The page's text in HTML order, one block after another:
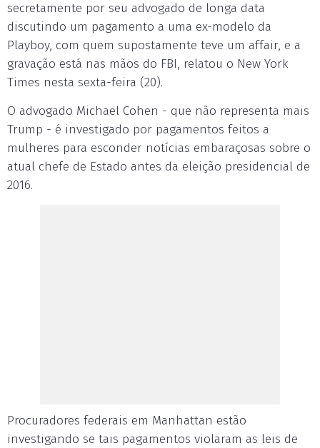
secretamente por seu advogado de longa data
discutindo um pagamento a uma ex-modelo da
Playboy, com quem supostamente teve um affair, e a
gravação está nas mãos do FBI, relatou o New York
Times nesta sexta-feira (20).
O advogado Michael Cohen - que não representa mais
Trump - é investigado por pagamentos feitos a
mulheres para esconder notícias embaraçosas sobre o
atual chefe de Estado antes da eleição presidencial de
2016.
Procuradores federais em Manhattan estão
investigando se tais pagamentos violaram as leis de